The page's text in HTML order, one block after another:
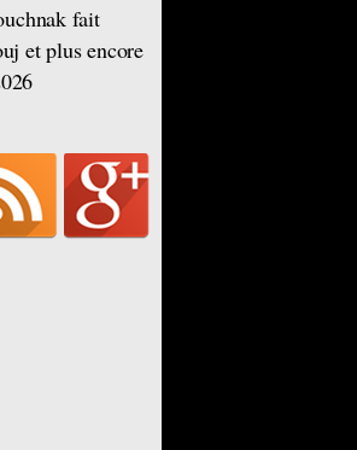
fait
et plus encore